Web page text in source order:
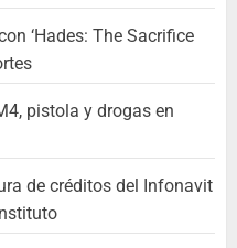
‘Hades: The Sacrifice
pistola y drogas en
de créditos del Infonavit